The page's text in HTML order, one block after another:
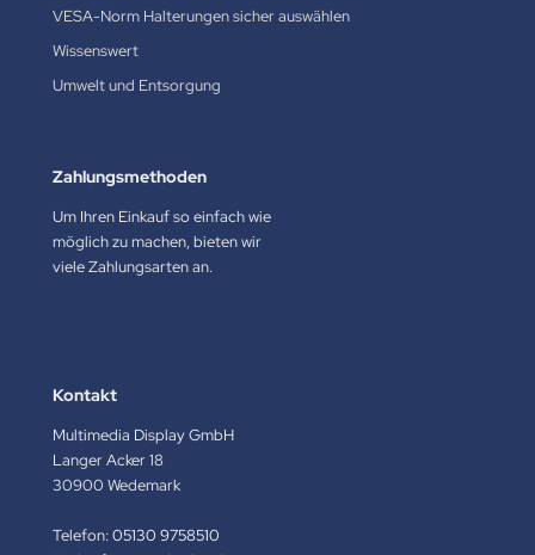
VESA-Norm Halterungen sicher auswählen
Wissenswert
Umwelt und Entsorgung
Zahlungsmethoden
Um Ihren Einkauf so einfach wie
möglich zu machen, bieten wir
viele Zahlungsarten an.
Kontakt
Multimedia Display GmbH
Langer Acker 18
30900 Wedemark
Telefon:05130 9758510